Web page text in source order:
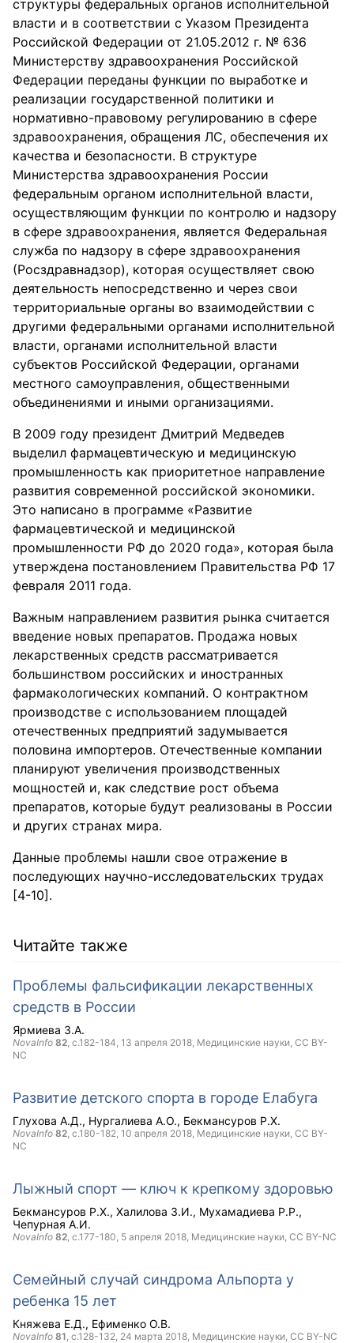
структуры федеральных органов исполнительной
власти и в соответствии с Указом Президента
Российской Федерации от 21.05.2012 г. № 636
Министерству здравоохранения Российской
Федерации переданы функции по выработке и
реализации государственной политики и
нормативно-правовому регулированию в сфере
здравоохранения, обращения ЛС, обеспечения их
качества и безопасности. В структуре
Министерства здравоохранения России
федеральным органом исполнительной власти,
осуществляющим функции по контролю и надзору
в сфере здравоохранения, является Федеральная
служба по надзору в сфере здравоохранения
(Росздравнадзор), которая осуществляет свою
деятельность непосредственно и через свои
территориальные органы во взаимодействии с
другими федеральными органами исполнительной
власти, органами исполнительной власти
субъектов Российской Федерации, органами
местного самоуправления, общественными
объединениями и иными организациями.
В 2009 году президент Дмитрий Медведев
выделил фармацевтическую и медицинскую
промышленность как приоритетное направление
развития современной российской экономики.
Это написано в программе «Развитие
фармацевтической и медицинской
промышленности РФ до 2020 года», которая была
утверждена постановлением Правительства РФ 17
февраля 2011 года.
Важным направлением развития рынка считается
введение новых препаратов. Продажа новых
лекарственных средств рассматривается
большинством российских и иностранных
фармакологических компаний. О контрактном
производстве с использованием площадей
отечественных предприятий задумывается
половина импортеров. Отечественные компании
планируют увеличения производственных
мощностей и, как следствие рост объема
препаратов, которые будут реализованы в России
и других странах мира.
Данные проблемы нашли свое отражение в
последующих научно-исследовательских трудах
[4-10].
Читайте также
Проблемы фальсификации лекарственных
средств в России
Ярмиева З.А.
NovaInfo 82, с.182-184, 13 апреля 2018, Медицинские науки, CC BY-
NC
Развитие детского спорта в городе Елабуга
Глухова А.Д. Нургалиева А.О. Бекмансуров Р.Х.
NovaInfo 82, с.180-182, 10 апреля 2018, Медицинские науки, CC BY-
NC
Лыжный спорт — ключ к крепкому здоровью
Бекмансуров Р.Х. Халилова З.И. Мухамадиева Р.Р.
Чепурная А.И.
NovaInfo 82, с.177-180, 5 апреля 2018, Медицинские науки, CC BY-NC
Семейный случай синдрома Альпорта у
ребенка 15 лет
Княжева Е.Д. Ефименко О.В.
NovaInfo 81, с.128-132, 24 марта 2018, Медицинские науки, CC BY-NC